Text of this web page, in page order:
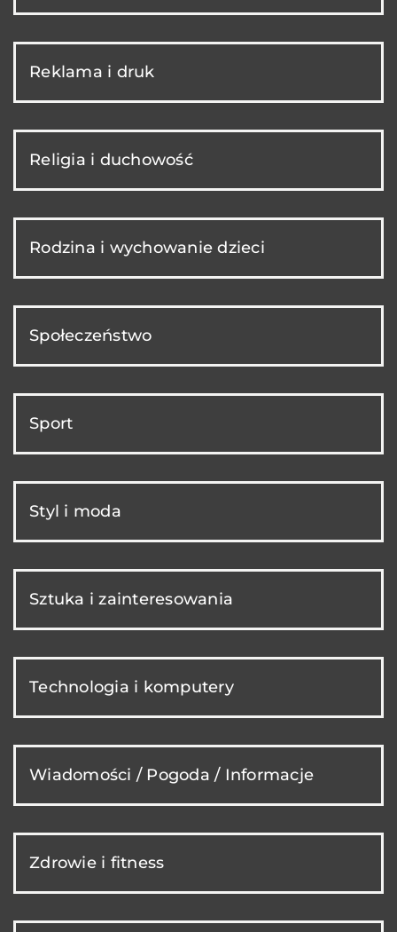
Reklama i druk
Religia i duchowość
Rodzina i wychowanie dzieci
Społeczeństwo
Sport
Styl i moda
Sztuka i zainteresowania
Technologia i komputery
Wiadomości / Pogoda / Informacje
Zdrowie i fitness